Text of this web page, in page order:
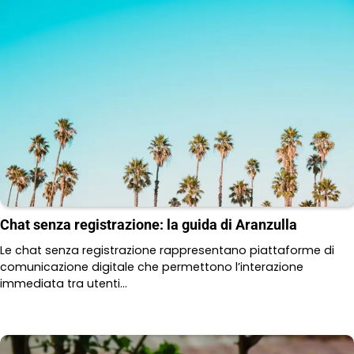
Chat senza registrazione: la guida di Aranzulla
Le chat senza registrazione rappresentano piattaforme di
comunicazione digitale che permettono l’interazione
immediata tra utenti…